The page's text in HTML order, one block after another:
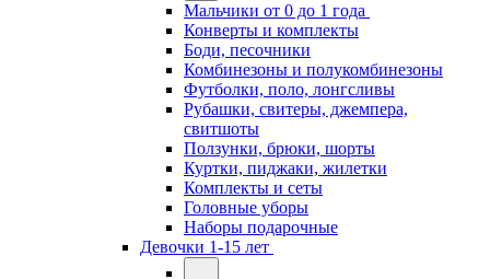
Мальчики от 0 до 1 года
Конверты и комплекты
Боди, песочники
Комбинезоны и полукомбинезоны
Футболки, поло, лонгсливы
Рубашки, свитеры, джемпера,
свитшоты
Ползунки, брюки, шорты
Куртки, пиджаки, жилетки
Комплекты и сеты
Головные уборы
Наборы подарочные
Девочки 1-15 лет